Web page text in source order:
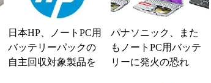
日本HP、ノートPC用
バッテリーパックの
自主回収対象製品を
パナソニック、また
もノートPC用バッテ
リーに発火の恐れ